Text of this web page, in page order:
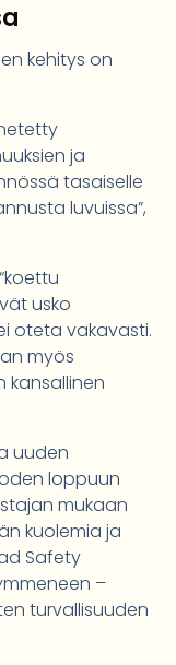
kehitys on
ja
tasaiselle
luvuissa”,
usko
oteta vakavasti.
myös
kansallinen
uuden
loppuun
mukaan
kuolemia ja
Safety
–
turvallisuuden